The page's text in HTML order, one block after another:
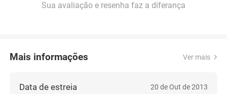
Sua avaliação e resenha faz a diferança
Mais informações Ver mais
Data de estreia 20 de Out de 2013